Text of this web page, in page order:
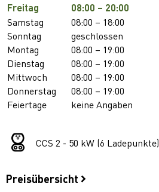
Freitag 08:00 – 20:00
Samstag
08:00 – 18:00
Sonntag
geschlossen
Montag
08:00 – 19:00
Dienstag
08:00 – 19:00
Mittwoch
08:00 – 19:00
Donnerstag
08:00 – 19:00
Feiertage
keine Angaben
CCS 2 - 50 kW (6 Ladepunkte)
Preisübersicht